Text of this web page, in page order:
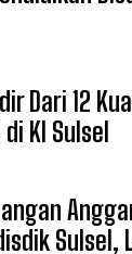
Dari 12
KI Sulsel
Sulsel,